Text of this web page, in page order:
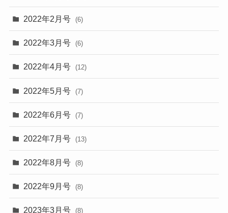
2022年2月号 (6)
2022年3月号 (6)
2022年4月号 (12)
2022年5月号 (7)
2022年6月号 (7)
2022年7月号 (13)
2022年8月号 (8)
2022年9月号 (8)
2023年3月号 (8)